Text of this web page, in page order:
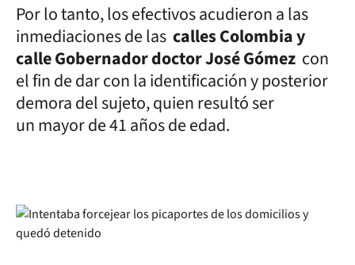
Por lo tanto, los efectivos acudieron a las
inmediaciones de las calles Colombia y
calle Gobernador doctor José Gómez con
el fin de dar con la identificación y posterior
demora del sujeto, quien resultó ser
un mayor de 41 años de edad.